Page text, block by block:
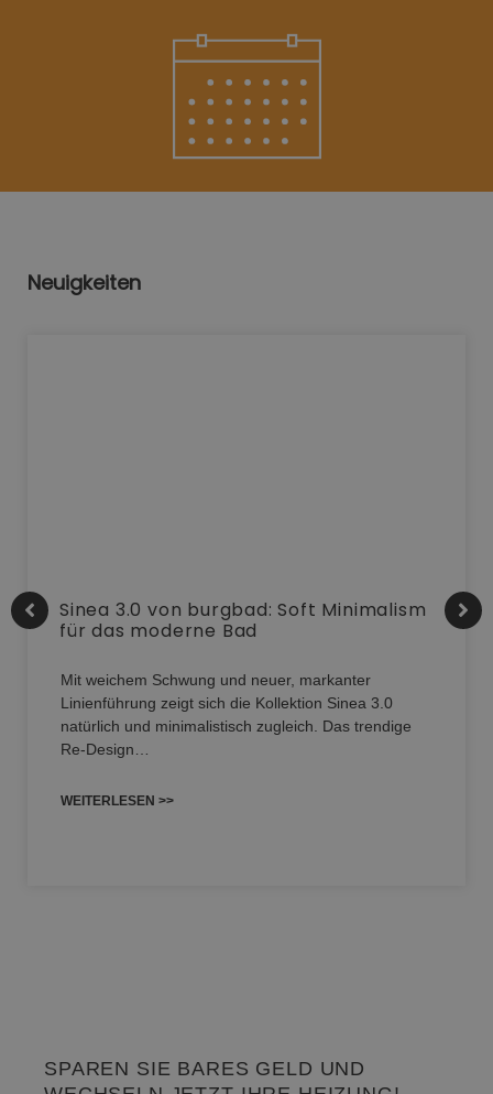
Neuigkeiten
Sinea 3.0 von burgbad: Soft Minimalism
für das moderne Bad
Mit weichem Schwung und neuer, markanter
Linienführung zeigt sich die Kollektion Sinea 3.0
natürlich und minimalistisch zugleich. Das trendige
Re-Design…
WEITERLESEN >>
SPAREN SIE BARES GELD UND